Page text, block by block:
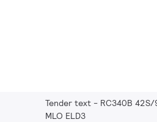
Tender text - RC340B 42S/
MLO ELD3